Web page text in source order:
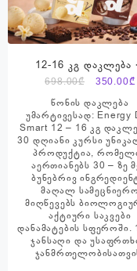
12-16 კგ დაკლება
პროდუქტების
Energy Diet Smart
698.00₾
Original
was:
698.00₾.
350.00₾
წონის დაკლება
უმარტივესად: Energy
Smart 12 – 16 კგ
30 დღიანი კურსი
პროდუქტია,
აერთიანებს 30 – ზე
ბუნებრივ
მაღალ სამეცნიერო
მიღწევებს
აქტიური საკვები
დანამატების სფეროში.
ჯანსაღი და